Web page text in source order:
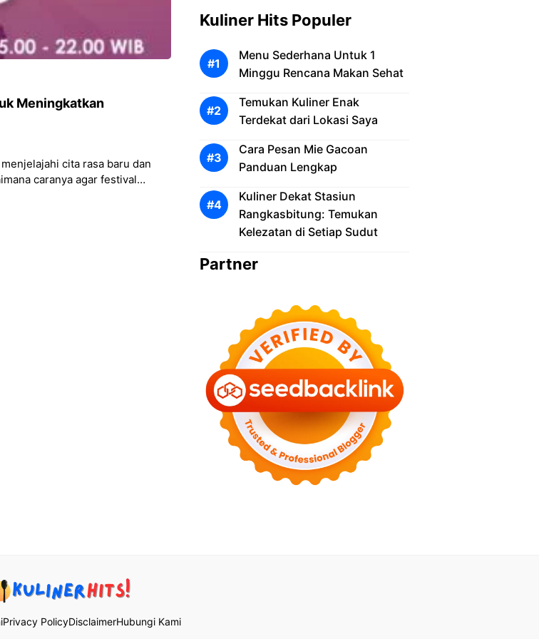
Meningkatkan
cita rasa baru dan
caranya agar festival
Kuliner Hits Populer
Menu Sederhana Untuk 1
Minggu Rencana Makan Sehat
Temukan Kuliner Enak
Terdekat dari Lokasi Saya
Cara Pesan Mie Gacoan
Panduan Lengkap
Kuliner Dekat Stasiun
Rangkasbitung: Temukan
Kelezatan di Setiap Sudut
Partner
Privacy PolicyDisclaimerHubungi Kami